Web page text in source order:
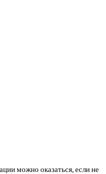
можно оказаться, если не